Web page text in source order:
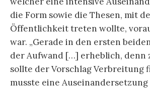
die Form sowie die Thesen, mit
Öffentlichkeit treten wollte,
war. „Gerade in den ersten
der Aufwand […] erheblich, denn
sollte der Vorschlag Verbreitung
musste eine